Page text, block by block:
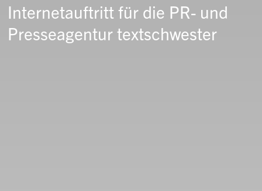
Internetauftritt für die PR- und
Presseagentur textschwester